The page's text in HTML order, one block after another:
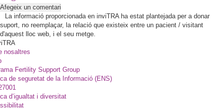
Afegeix un comentari
La informació proporcionada en inviTRA ha estat plantejada per a donar
suport, no reemplaçar, la relació que existeix entre un pacient / visitant
d'aquest lloc web, i el seu metge.
nosaltres
Fertility Support Group
de seguretat de la Informació (ENS)
d’igualtat i diversitat